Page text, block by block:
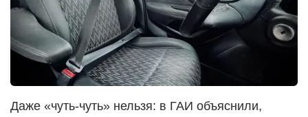
Даже «чуть-чуть» нельзя: в ГАИ объяснили,